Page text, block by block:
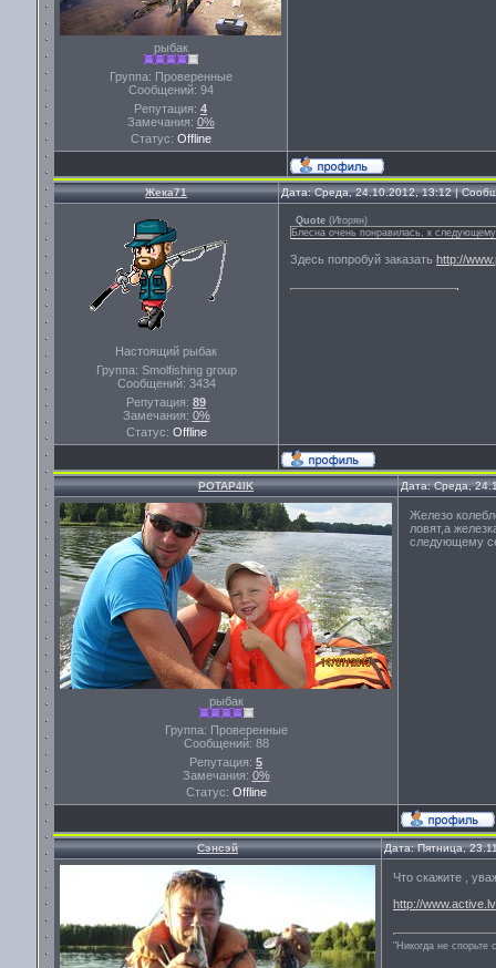
рыбак
Группа: Проверенные
Сообщений: 94
Репутация: 4
Замечания: 0%
Статус: Offline
Жека71 Дата: Среда, 24.10.2012, 13:12 |
Настоящий рыбак
Группа: Smolfishing group
Сообщений: 3434
Репутация: 89
Замечания: 0%
Статус: Offline
Quote (Игорян)
Блесна очень понравилась, к
Здесь попробуй заказать http://
POTAP4IK Дата: Среда,
рыбак
Группа: Проверенные
Сообщений: 88
Репутация: 5
Замечания: 0%
Статус: Offline
Железо
ловят,а
следующему
Сэнсэй Дата: Пятница,
Что скажите ,
http://
"Никогда не спорьте